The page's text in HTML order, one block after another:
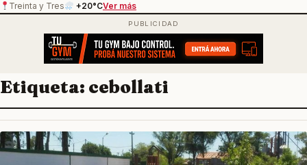
Treinta y Tres
+20°CVer más
Etiqueta: cebollati